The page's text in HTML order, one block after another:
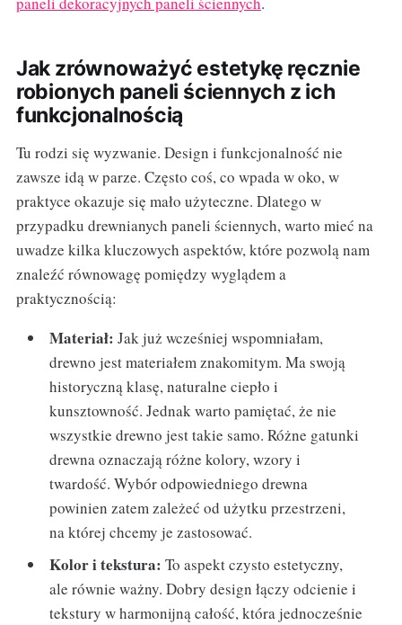
Jak zrównoważyć estetykę ręcznie
robionych paneli ściennych z ich
funkcjonalnością
Tu rodzi się wyzwanie. Design i funkcjonalność nie
zawsze idą w parze. Często coś, co wpada w oko, w
praktyce okazuje się mało użyteczne. Dlatego w
przypadku drewnianych paneli ściennych, warto mieć na
uwadze kilka kluczowych aspektów, które pozwolą nam
znaleźć równowagę pomiędzy wyglądem a
praktycznością:
Materiał: Jak już wcześniej wspomniałam,
drewno jest materiałem znakomitym. Ma swoją
historyczną klasę, naturalne ciepło i
kunsztowność. Jednak warto pamiętać, że nie
wszystkie drewno jest takie samo. Różne gatunki
drewna oznaczają różne kolory, wzory i
twardość. Wybór odpowiedniego drewna
powinien zatem zależeć od użytku przestrzeni,
na której chcemy je zastosować.
Kolor i tekstura: To aspekt czysto estetyczny,
ale równie ważny. Dobry design łączy odcienie i
tekstury w harmonijną całość, która jednocześnie